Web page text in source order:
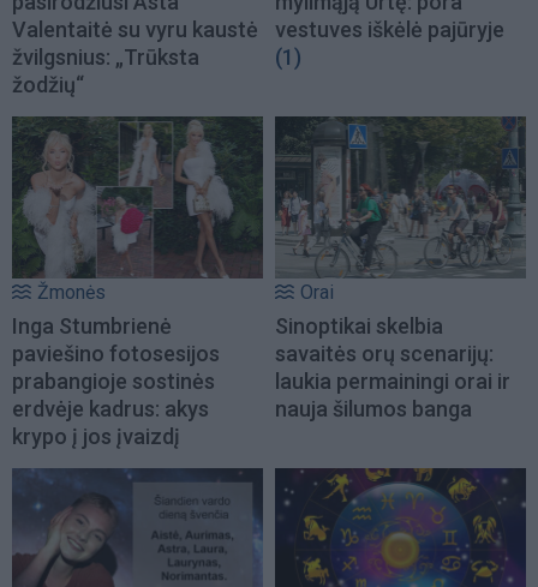
Valentaitė su vyru kaustė
žvilgsnius: „Trūksta
žodžių“
vestuves iškėlė pajūryje
(1)
Žmonės
Inga Stumbrienė
paviešino fotosesijos
prabangioje sostinės
erdvėje kadrus: akys
krypo į jos įvaizdį
Orai
Sinoptikai skelbia
savaitės orų scenarijų:
laukia permainingi orai ir
nauja šilumos banga